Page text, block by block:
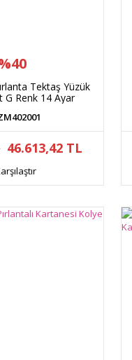
Tektaş Yüzük
G Renk 14 Ayar
46.613,42 TL